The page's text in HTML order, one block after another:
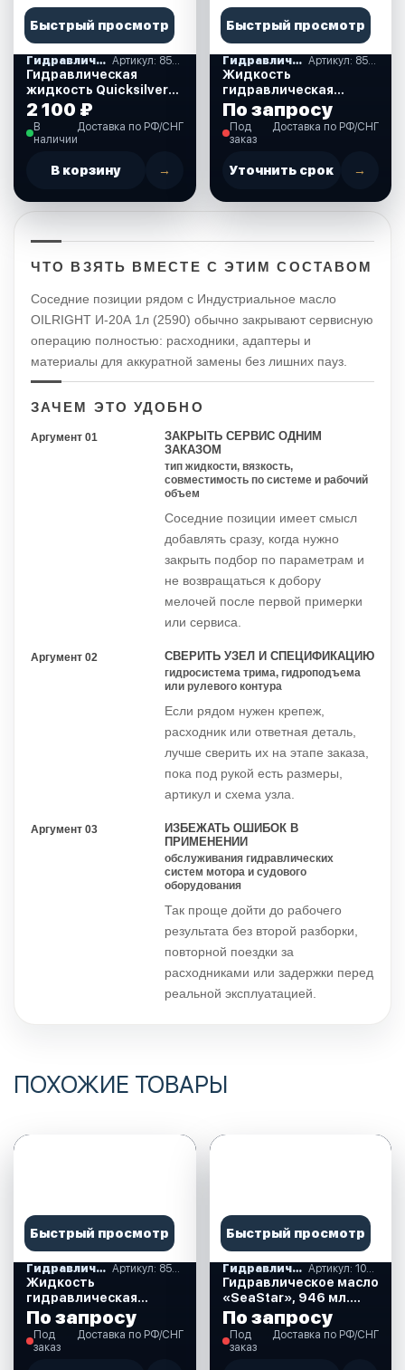
Быстрый просмотр
Гидравлические масла
Гидравлическая
жидкость Quicksilver
Power trim 1 л.
(858075QB1)
2 100 ₽
В
наличии
Доставка по РФ/СНГ
В корзину →
Быстрый просмотр
Гидравлические масла Артикул: 858075K01
Жидкость
гидравлическая
Mercury 1л.
(858075K01)
По запросу
Под
заказ
Доставка по РФ/СНГ
Уточнить срок →
ЧТО ВЗЯТЬ ВМЕСТЕ С ЭТИМ СОСТАВОМ
Соседние позиции рядом с Индустриальное масло
OILRIGHT И-20А 1л (2590) обычно закрывают сервисную
операцию полностью: расходники, адаптеры и
материалы для аккуратной замены без лишних пауз.
ЗАЧЕМ ЭТО УДОБНО
Аргумент 01
ЗАКРЫТЬ СЕРВИС ОДНИМ
ЗАКАЗОМ
тип жидкости, вязкость,
совместимость по системе и рабочий
объем
Соседние позиции имеет смысл
добавлять сразу, когда нужно
закрыть подбор по параметрам и
не возвращаться к добору
мелочей после первой примерки
или сервиса.
Аргумент 02 СВЕРИТЬ УЗЕЛ И СПЕЦИФИКАЦИЮ
гидросистема трима, гидроподъема
или рулевого контура
Если рядом нужен крепеж,
расходник или ответная деталь,
лучше сверить их на этапе заказа,
пока под рукой есть размеры,
артикул и схема узла.
Аргумент 03
ИЗБЕЖАТЬ ОШИБОК В
ПРИМЕНЕНИИ
обслуживания гидравлических
систем мотора и судового
оборудования
Так проще дойти до рабочего
результата без второй разборки,
повторной поездки за
расходниками или задержки перед
реальной эксплуатацией.
ПОХОЖИЕ ТОВАРЫ
Быстрый просмотр
Гидравлические масла Артикул: 858075K01
Жидкость
гидравлическая
Mercury 1л.
(858075K01)
По запросу
Под
заказ
Доставка по РФ/СНГ
Быстрый просмотр
Гидравлические масла Артикул: 10086191
Гидравлическое масло
«SeaStar», 946 мл.
(10086191)
По запросу
Под
заказ
Доставка по РФ/СНГ